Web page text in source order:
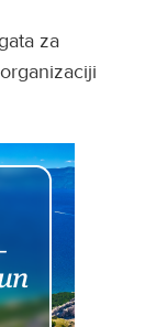
za